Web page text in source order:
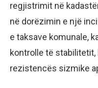
regjistrimit në
në dorëzimin e një
e taksave komunale,
kontrolle të
rezistencës sizmike